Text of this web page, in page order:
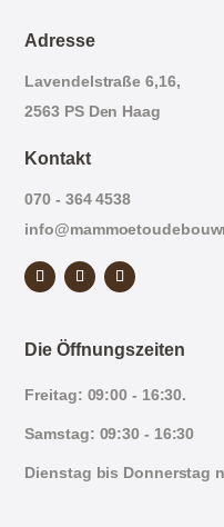
Adresse
Lavendelstraße 6,16,
2563 PS Den Haag
Kontakt
070 - 364 4538
Die Öffnungszeiten
Freitag: 09:00 - 16:30.
Samstag: 09:30 - 16:30
Dienstag bis Donnerstag